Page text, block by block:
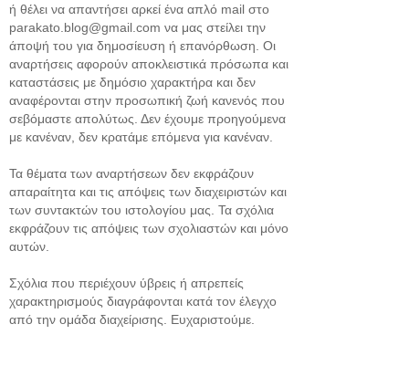
ή θέλει να απαντήσει αρκεί ένα απλό mail στο
parakato.blog@gmail.com να μας στείλει την
άποψή του για δημοσίευση ή επανόρθωση. Οι
αναρτήσεις αφορούν αποκλειστικά πρόσωπα και
καταστάσεις με δημόσιο χαρακτήρα και δεν
αναφέρονται στην προσωπική ζωή κανενός που
σεβόμαστε απολύτως. Δεν έχουμε προηγούμενα
με κανέναν, δεν κρατάμε επόμενα για κανέναν.
Τα θέματα των αναρτήσεων δεν εκφράζουν
απαραίτητα και τις απόψεις των διαχειριστών και
των συντακτών του ιστολογίου μας. Τα σχόλια
εκφράζουν τις απόψεις των σχολιαστών και μόνο
αυτών.
Σχόλια που περιέχουν ύβρεις ή απρεπείς
χαρακτηρισμούς διαγράφονται κατά τον έλεγχο
από την ομάδα διαχείρισης. Ευχαριστούμε.